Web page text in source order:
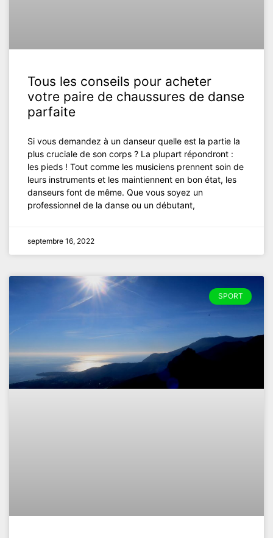
Tous les conseils pour acheter
votre paire de chaussures de danse
parfaite
Si vous demandez à un danseur quelle est la partie la
plus cruciale de son corps ? La plupart répondront :
les pieds ! Tout comme les musiciens prennent soin de
leurs instruments et les maintiennent en bon état, les
danseurs font de même. Que vous soyez un
professionnel de la danse ou un débutant,
septembre 16, 2022
SPORT